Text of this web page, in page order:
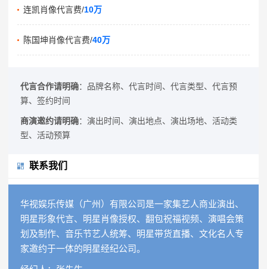
连凯肖像代言费/10万
陈国坤肖像代言费/40万
代言合作请明确：品牌名称、代言时间、代言类型、代言预
算、签约时间
商演邀约请明确：演出时间、演出地点、演出场地、活动类
型、活动预算
联系我们
华视娱乐传媒（广州）有限公司是一家集艺人商业演出、
明星形象代言、明星肖像授权、翻包祝福视频、演唱会策
划及制作、音乐节艺人统筹、明星带货直播、文化名人专
家邀约于一体的明星经纪公司。